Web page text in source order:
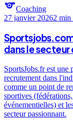
sportsCoaching
27 janvier 20262 min
dans le secteur
SportsJobs.fr est une
recrutement dans
comme un point de
sportives
événementielles) et
secteur passionnant.